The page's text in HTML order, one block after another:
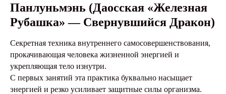
Панлуньмэнь (Даосская «Железная
Рубашка» — Свернувшийся Дракон)
Секретная техника внутреннего самосовершенствования,
прокачивающая человека жизненной энергией и
укрепляющая тело изнутри.
С первых занятий эта практика буквально насыщает
энергией и резко усиливает защитные силы организма.